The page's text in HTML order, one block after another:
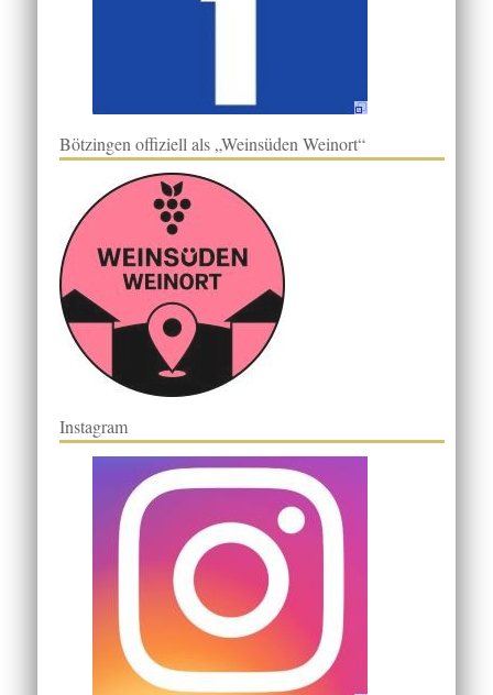
Bötzingen offiziell als „Weinsüden Weinort“
Instagram